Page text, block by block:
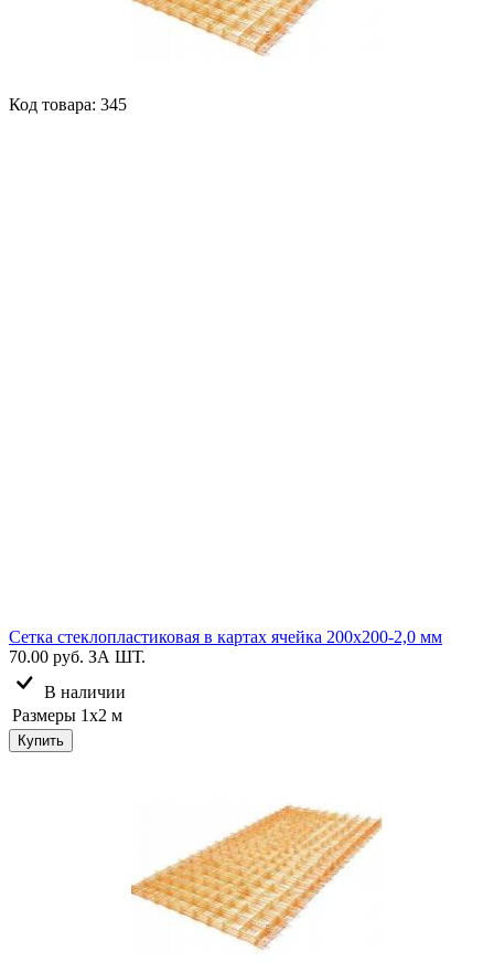
Код товара: 345
Сетка стеклопластиковая в картах ячейка 200х200-2,0 мм
70.00 руб. ЗА ШТ.
В наличии
Размеры 1х2 м
Купить